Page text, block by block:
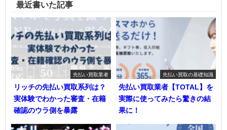
最近書いた記事
先払い買取業者
リッチの先払い買取系列は？
実体験でわかった審査・在籍
確認のウラ側を暴露
先払い買取の基礎知識
先払い買取業者【TOTAL】を
実際に使ってみたら驚きの結
果に！